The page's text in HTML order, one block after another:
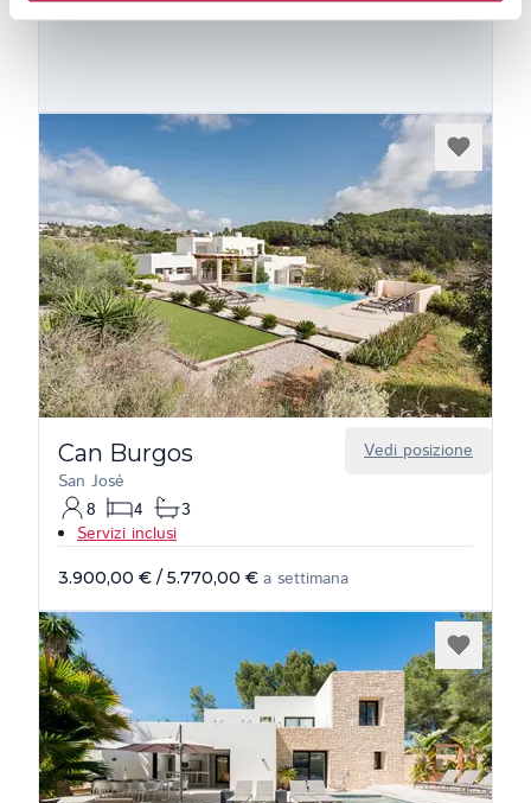
Vedi posizione
Can Burgos
San José
8
4
3
Servizi inclusi
3.900,00 € / 5.770,00 € a settimana